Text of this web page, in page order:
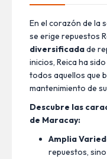
En el corazón de la
se erige repuestos
diversificadade
inicios, Reica ha
todos aquellos que
mantenimiento de
Descubre las
de Maracay:
Amplia
repuestos,